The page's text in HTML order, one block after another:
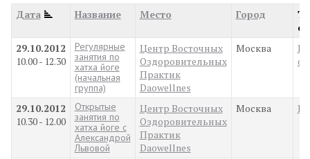
Дата Название Место Город
29.10.2012
10.00 - 12.30
Регулярные
занятия по
хатха йоге
(начальная
группа)
Центр Восточных
Оздоровительных
Практик
Daowellnes
Москва
29.10.2012
10.30 - 12.00
Открытые
занятия по
хатха йоге с
Александрой
Львовой
Центр Восточных
Оздоровительных
Практик
Daowellnes
Москва